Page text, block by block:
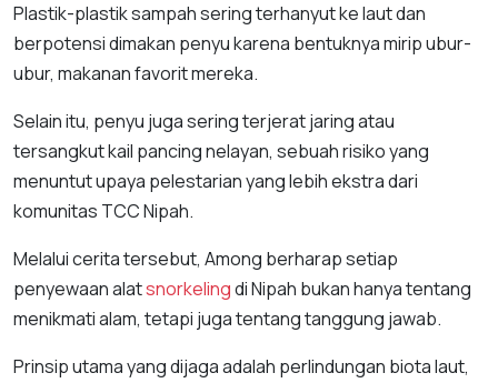
Plastik-plastik sampah sering terhanyut ke laut dan
berpotensi dimakan penyu karena bentuknya mirip ubur-
ubur, makanan favorit mereka.
Selain itu, penyu juga sering terjerat jaring atau
tersangkut kail pancing nelayan, sebuah risiko yang
menuntut upaya pelestarian yang lebih ekstra dari
komunitas TCC Nipah.
Melalui cerita tersebut, Among berharap setiap
penyewaan alatsnorkelingdi Nipah bukan hanya tentang
menikmati alam, tetapi juga tentang tanggung jawab.
Prinsip utama yang dijaga adalah perlindungan biota laut,